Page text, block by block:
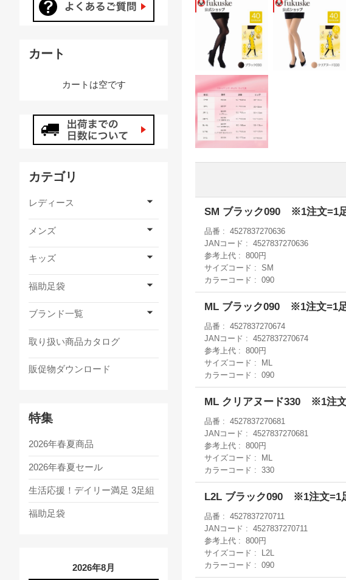
SM ブラック090 ※1注文=1
品番
4527837270636
JANコード
4527837270636
参考上代
800円
サイズコード
SM
カラーコード
090
ML ブラック090 ※1注文=1
品番
4527837270674
JANコード
4527837270674
参考上代
800円
サイズコード
ML
カラーコード
090
ML クリアヌード330 ※1注
品番
4527837270681
JANコード
4527837270681
参考上代
800円
サイズコード
ML
カラーコード
330
L2L ブラック090 ※1注文=1
品番
4527837270711
JANコード
4527837270711
参考上代
800円
サイズコード
L2L
カラーコード
090
カート
カートは空です
カテゴリ
レディース
メンズ
キッズ
福助足袋
ブランド一覧
取り扱い商品カタログ
販促物ダウンロード
特集
2026年春夏商品
2026年春夏セール
生活応援！デイリー満足 3足組
福助足袋
2026年8月